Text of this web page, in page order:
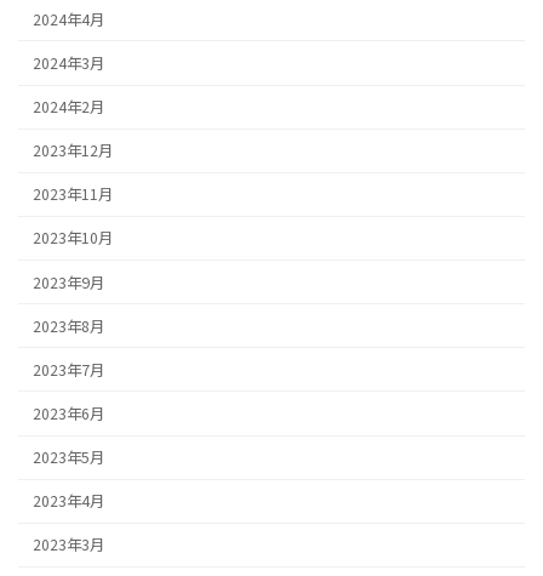
2024年4月
2024年3月
2024年2月
2023年12月
2023年11月
2023年10月
2023年9月
2023年8月
2023年7月
2023年6月
2023年5月
2023年4月
2023年3月